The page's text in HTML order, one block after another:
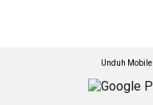
Unduh